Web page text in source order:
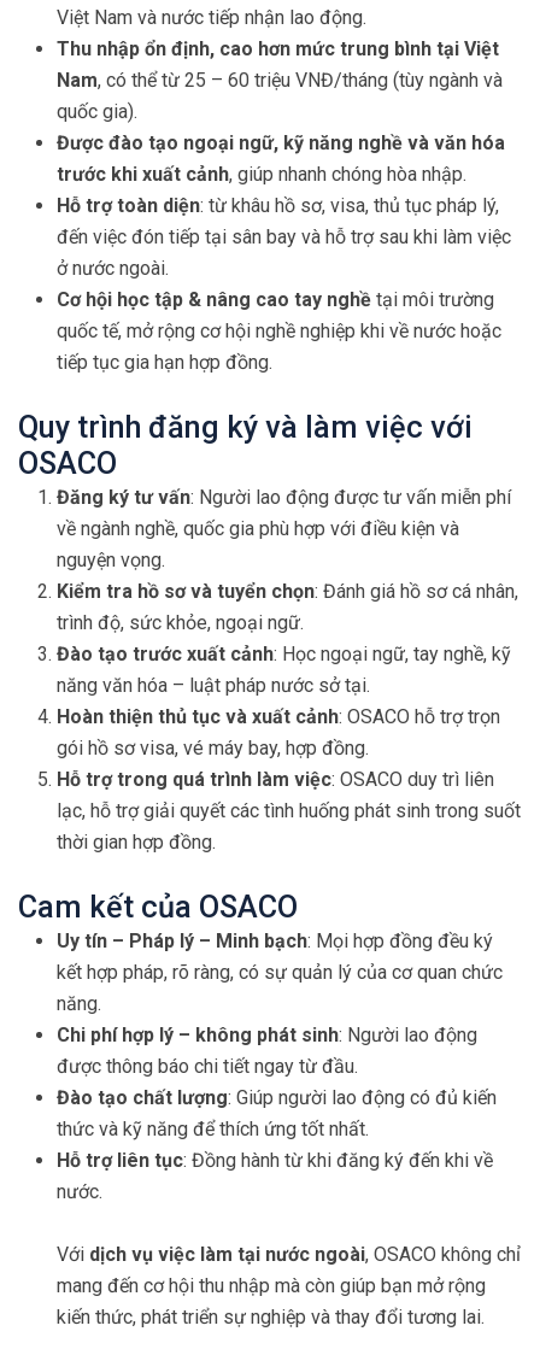
Việt Nam và nước tiếp nhận lao động.
Thu nhập ổn định, cao hơn mức trung bình tại Việt
Nam, có thể từ 25 – 60 triệu VNĐ/tháng (tùy ngành và
quốc gia).
Được đào tạo ngoại ngữ, kỹ năng nghề và văn hóa
trước khi xuất cảnh, giúp nhanh chóng hòa nhập.
Hỗ trợ toàn diện: từ khâu hồ sơ, visa, thủ tục pháp lý,
đến việc đón tiếp tại sân bay và hỗ trợ sau khi làm việc
ở nước ngoài.
Cơ hội học tập & nâng cao tay nghề tại môi trường
quốc tế, mở rộng cơ hội nghề nghiệp khi về nước hoặc
tiếp tục gia hạn hợp đồng.
Quy trình đăng ký và làm việc với
OSACO
Đăng ký tư vấn: Người lao động được tư vấn miễn phí
về ngành nghề, quốc gia phù hợp với điều kiện và
nguyện vọng.
Kiểm tra hồ sơ và tuyển chọn: Đánh giá hồ sơ cá nhân,
trình độ, sức khỏe, ngoại ngữ.
Đào tạo trước xuất cảnh: Học ngoại ngữ, tay nghề, kỹ
năng văn hóa – luật pháp nước sở tại.
Hoàn thiện thủ tục và xuất cảnh: OSACO hỗ trợ trọn
gói hồ sơ visa, vé máy bay, hợp đồng.
Hỗ trợ trong quá trình làm việc: OSACO duy trì liên
lạc, hỗ trợ giải quyết các tình huống phát sinh trong suốt
thời gian hợp đồng.
Cam kết của OSACO
Uy tín – Pháp lý – Minh bạch: Mọi hợp đồng đều ký
kết hợp pháp, rõ ràng, có sự quản lý của cơ quan chức
năng.
Chi phí hợp lý – không phát sinh: Người lao động
được thông báo chi tiết ngay từ đầu.
Đào tạo chất lượng: Giúp người lao động có đủ kiến
thức và kỹ năng để thích ứng tốt nhất.
Hỗ trợ liên tục: Đồng hành từ khi đăng ký đến khi về
nước.
Với dịch vụ việc làm tại nước ngoài, OSACO không chỉ
mang đến cơ hội thu nhập mà còn giúp bạn mở rộng
kiến thức, phát triển sự nghiệp và thay đổi tương lai.